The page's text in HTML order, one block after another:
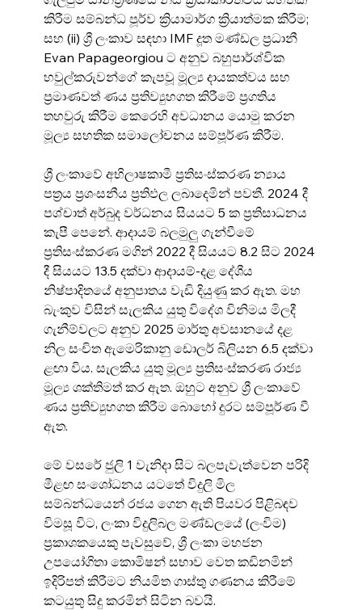
කිරීම සම්බන්ධ පූර්ව ක්‍රියාමාර්ග ක්‍රියාත්මක කිරීම;
සහ (ii) ශ්‍රී ලංකාව සඳහා IMF දූත මණ්ඩල ප්‍රධානී
Evan Papageorgiou ට අනුව බහුපාර්ශ්වික
හවුල්කරුවන්ගේ කැපවූ මූල්‍ය දායකත්වය සහ
ප්‍රමාණවත් ණය ප්‍රතිව්‍යුහගත කිරීමේ ප්‍රගතිය
තහවුරු කිරීම කෙරෙහි අවධානය යොමු කරන
මූල්‍ය සහතික සමාලෝචනය සම්පූර්ණ කිරීම.
ශ්‍රී ලංකාවේ අභිලාෂකාමී ප්‍රතිසංස්කරණ න්‍යාය
පත්‍රය ප්‍රශංසනීය ප්‍රතිඵල ලබාදෙමින් පවතී. 2024 දී
පශ්චාත් අර්බුද වර්ධනය සියයට 5 ක ප්‍රතිසාධනය
කැපී පෙනේ. ආදායම් බලමුලු ගැන්වීමේ
ප්‍රතිසංස්කරණ මගින් 2022 දී සියයට 8.2 සිට 2024
දී සියයට 13.5 දක්වා ආදායම්-දළ දේශීය
නිෂ්පාදිතයේ අනුපාතය වැඩි දියුණු කර ඇත. මහ
බැංකුව විසින් සැලකිය යුතු විදේශ විනිමය මිලදී
ගැනීම්වලට අනුව 2025 මාර්තු අවසානයේ දළ
නිල සංචිත ඇමෙරිකානු ඩොලර් බිලියන 6.5 දක්වා
ළඟා විය. සැලකිය යුතු මූල්‍ය ප්‍රතිසංස්කරණ රාජ්‍ය
මූල්‍ය ශක්තිමත් කර ඇත. ඔහුට අනුව ශ්‍රී ලංකාවේ
ණය ප්‍රතිව්‍යුහගත කිරීම බොහෝ දුරට සම්පූර්ණ වී
ඇත.
මේ වසරේ ජුලි 1 වැනිදා සිට බලපැවැත්වෙන පරිදි
මීළඟ සංශෝධනය යටතේ විදුලි මිල
සම්බන්ධයෙන් රජය ගෙන ඇති පියවර පිළිබඳව
විමසූ විට, ලංකා විදුලිබල මණ්ඩලයේ (ලංවිම)
ප්‍රකාශකයෙකු පැවසුවේ, ශ්‍රී ලංකා මහජන
උපයෝගිතා කොමිෂන් සභාව වෙත කඩිනමින්
ඉදිරිපත් කිරීමට නියමිත ගාස්තු ගණනය කිරීමේ
කටයුතු සිදු කරමින් සිටින බවයි.